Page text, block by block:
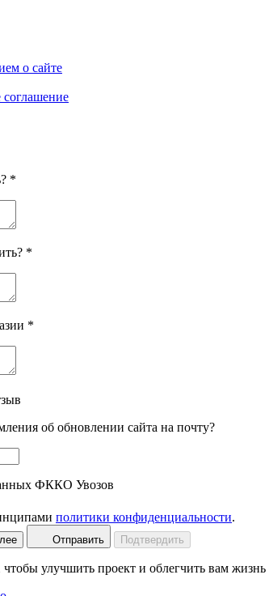
о сайте
соглашение
*
*
*
об обновлении сайта на почту?
ФККО Увозов
политики конфиденциальности.
Отправить Подтвердить
улучшить проект и облегчить вам жизнь